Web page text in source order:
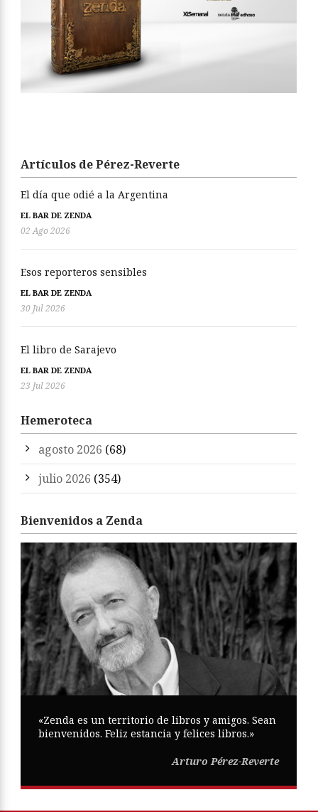
Artículos de Pérez-Reverte
El día que odié a la Argentina
EL BAR DE ZENDA
02 Ago 2026
Esos reporteros sensibles
EL BAR DE ZENDA
30 Jul 2026
El libro de Sarajevo
EL BAR DE ZENDA
23 Jul 2026
Hemeroteca
agosto 2026 (68)
julio 2026 (354)
Bienvenidos a Zenda
«Zenda es un territorio de libros y amigos. Sean
bienvenidos. Feliz estancia y felices libros.»
Arturo Pérez-Reverte